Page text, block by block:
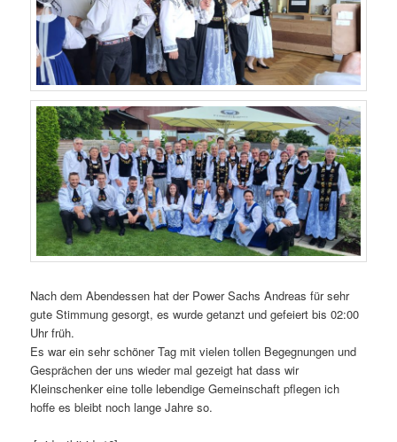
Nach dem Abendessen hat der Power Sachs Andreas für sehr
gute Stimmung gesorgt, es wurde getanzt und gefeiert bis 02:00
Uhr früh.
Es war ein sehr schöner Tag mit vielen tollen Begegnungen und
Gesprächen der uns wieder mal gezeigt hat dass wir
Kleinschenker eine tolle lebendige Gemeinschaft pflegen ich
hoffe es bleibt noch lange Jahre so.